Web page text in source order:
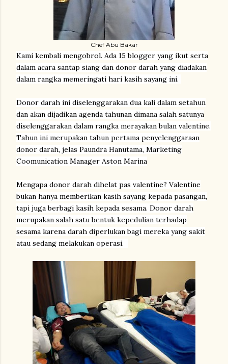
Chef Abu Bakar
Kami kembali mengobrol. Ada 15 blogger yang ikut serta
dalam acara santap siang dan donor darah yang diadakan
dalam rangka memeringati hari kasih sayang ini.
Donor darah ini diselenggarakan dua kali dalam setahun
dan akan dijadikan agenda tahunan dimana salah satunya
diselenggarakan dalam rangka merayakan bulan valentine.
Tahun ini merupakan tahun pertama penyelenggaraan
donor darah, jelas Paundra Hanutama, Marketing
Coomunication Manager Aston Marina
Mengapa donor darah dihelat pas valentine? Valentine
bukan hanya memberikan kasih sayang kepada pasangan,
tapi juga berbagi kasih kepada sesama. Donor darah
merupakan salah satu bentuk kepedulian terhadap
sesama karena darah diperlukan bagi mereka yang sakit
atau sedang melakukan operasi.